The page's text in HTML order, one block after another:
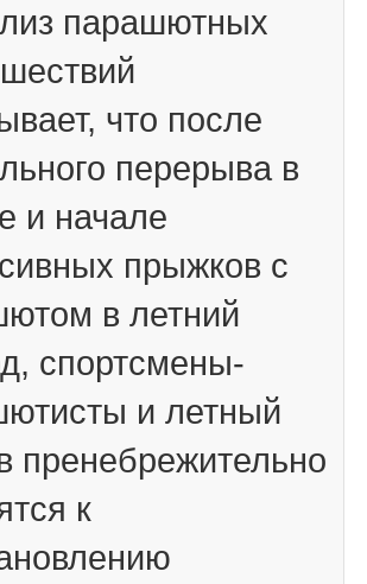
парашютных
что после
перерыва в
и начале
прыжков с
в летний
спортсмены-
и летный
пренебрежительно
к